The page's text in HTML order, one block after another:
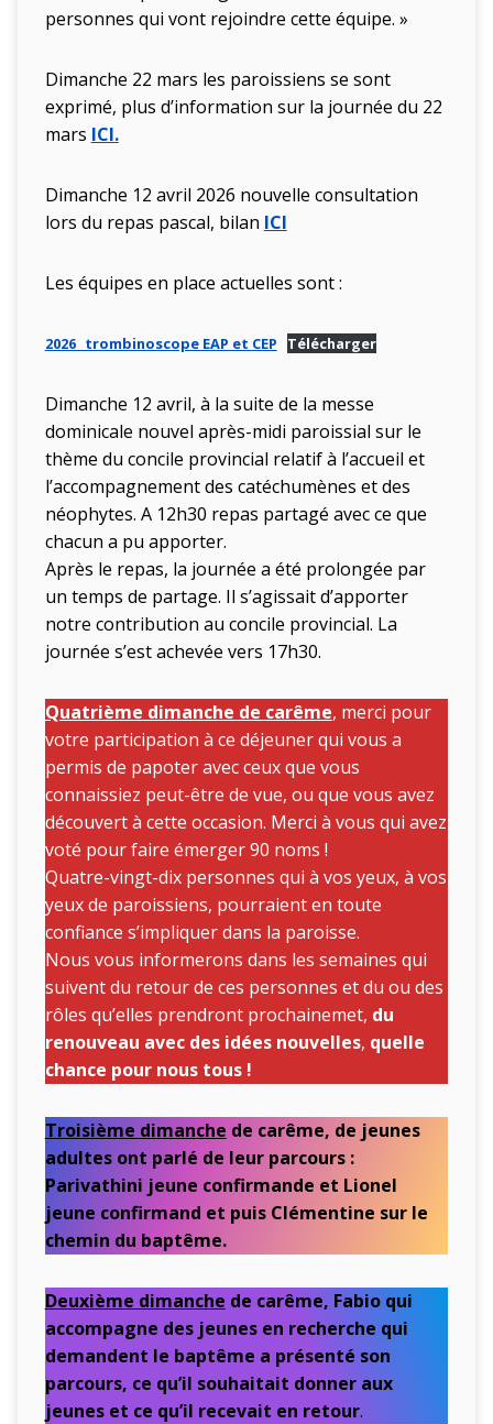
personnes qui vont rejoindre cette équipe. »
Dimanche 22 mars les paroissiens se sont
exprimé, plus d’information sur la journée du 22
mars ICI.
Dimanche 12 avril 2026 nouvelle consultation
lors du repas pascal, bilan ICI
Les équipes en place actuelles sont :
2026_ trombinoscope EAP et CEP Télécharger
Dimanche 12 avril, à la suite de la messe
dominicale nouvel après-midi paroissial sur le
thème du concile provincial relatif à l’accueil et
l’accompagnement des catéchumènes et des
néophytes. A 12h30 repas partagé avec ce que
chacun a pu apporter.
Après le repas, la journée a été prolongée par
un temps de partage. Il s’agissait d’apporter
notre contribution au concile provincial. La
journée s’est achevée vers 17h30.
Quatrième dimanche de carême, merci pour
votre participation à ce déjeuner qui vous a
permis de papoter avec ceux que vous
connaissiez peut-être de vue, ou que vous avez
découvert à cette occasion. Merci à vous qui avez
voté pour faire émerger 90 noms !
Quatre-vingt-dix personnes qui à vos yeux, à vos
yeux de paroissiens, pourraient en toute
confiance s’impliquer dans la paroisse.
Nous vous informerons dans les semaines qui
suivent du retour de ces personnes et du ou des
rôles qu’elles prendront prochainemet, du
renouveau avec des idées nouvelles, quelle
chance pour nous tous !
Troisième dimanche de carême, de jeunes
adultes ont parlé de leur parcours :
Parivathini jeune confirmande et Lionel
jeune confirmand et puis Clémentine sur le
chemin du baptême.
Deuxième dimanche de carême, Fabio qui
accompagne des jeunes en recherche qui
demandent le baptême a présenté son
parcours, ce qu’il souhaitait donner aux
jeunes et ce qu’il recevait en retour.